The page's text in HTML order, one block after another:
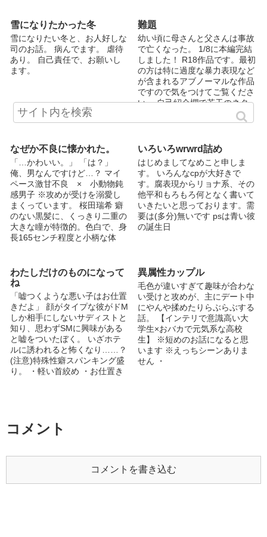
にすみません」 遅すぎる運命
の出逢いが、俺の全てを掻き乱
していく。 ＿＿＿＿＿＿＿＿
＿＿＿＿＿＿＿ 微(？)エロ注意
です( ・∇・) 表情絵はこんたさ
ん@indigofox123から頂きまし
スト待っております というか
ください（ ; ; ）ｼｸｼｸｼｸｼｸ
すぺしゃるです。 初めてで不
慣れなところもありますが、見
守ってください＾＾
った。 ＊ ＊ ＊ ＊ お話は2019
年6月スタートの日付で書いて
おります(今更感…)。 ＊ ＊ ＊
＊ Twitter始めました。
@ci_3510 です。 小ネタ書きた
いなぁと思い立ったときにアン
ケート取ってたりしたいです。
気軽に話しかけてもらえると喜
雪になりたかった冬
雪になりたい冬と、お人好しな
司のお話。 病んでます。 虐待
あり。 自己責任で、お願いし
ます。
難題
幼い頃に母さんと父さんは事故
で亡くなった。 1/8に本編完結
しました！ R18作品です。最初
の方は特に過度な暴力表現など
が含まれるアブノーマルな作品
ですので気をつけてご覧くださ
い。 自己紹介欄で若干のネタ
バレが入ります。 キャラが増
えるたび更新します。 静玖と
ました。（表紙） 誤字脱字は
極力気をつけますが、気づいて
いない場合があります。コメン
トの方で報告してくれると嬉し
いです。 ★お気に入り登録が
9/8で100超えました！！ありが
とうございます！ ★10/16にい
いね100ありがとうございま
す！ ★10/28にしおり200あり
とうございます！！ ★11/16し
おり&お気に入り300ありがと
うございます！ ★11/17に3ヶ
月で総合アクセス数10万超えま
した〜！ ☆11/22にいいねラン
キング55位、お気に入りランキ
ング25位ランクインしまし
た！！本当にありがとうござい
ます！！ 真下 静玖（ました し
っぱなしの髪の毛は口元まで伸
びており黒髪のため幽霊のよ
なぜか不良に懐かれた。
「…かわいい。」 「は？」
俺、男なんですけど…？ マイ
ペース激甘不良 × 小動物鈍
感男子 ※攻めが受けを溺愛し
まくっています。 桜田瑞希 癖
のない黒髪に、くっきり二重の
大きな瞳が特徴的。色白で、身
長165センチ程度と小柄な体
子。 清原涼 身長186センチ
で、足が長く抜群のスタイルの
持ち主。金髪で、整った顔立ち
をしている。 無口で無表情、
冷徹と言われ、喧嘩負けなしの
不良。が、瑞希に対してはベタ
甘。 表紙は、友達に描いてい
ただきました！( *´艸)
@yuzuha__BL よければフォロ
ーお願いします！更新情報、番
外編などを発信していきます。
ざいます！ 2020年 6/12 20万
ます！ 2020年 7/7 40万アク
セス突破！ありがとうございま
いろいろwrwrd詰め
はじめましてなめこと申しま
す。 いろんなcpが大好きで
す。腐表現からリョナ系、その
他平和もろもろ何となく書いて
いきたいと思っております。需
要は(多分)無いです psは青い彼
の誕生日
わたしだけのものになって
ね
「嘘つくような悪い子はお仕置
きだよ」 顔がタイプな彼がドM
しか相手にしないサディストと
知り、思わずSMに興味がある
と嘘をついたぼく。 いざホテ
ルに誘われると怖くなり……？
(注意)特殊性癖スパンキング盛
り。 ・軽い首絞め ・お仕置き
異属性カップル
毛色が違いすぎて趣味が合わな
い受けと攻めが、主にデート中
にやんや揉めたりらぶらぶする
話。 【インテリで意識高い大
学生×おバカで元気系な高校
生】 ※短めのお話になると思
います ※えっちシーンありま
せん ・
コメント
コメントを書き込む